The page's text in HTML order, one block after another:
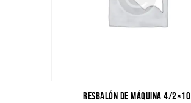
Resbalón de máquina 4/2×10